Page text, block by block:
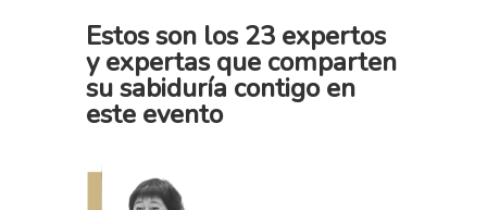
Estos son los23 expertos
y expertasque comparten
su sabiduría contigo en
este evento